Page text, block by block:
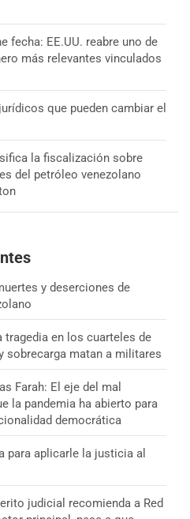
fecha: EE.UU. reabre uno de
más relevantes vinculados
que pueden cambiar el
la fiscalización sobre
del petróleo venezolano
y deserciones de
tragedia en los cuarteles de
sobrecarga matan a militares
Farah: El eje del mal
la pandemia ha abierto para
democrática
para aplicarle la justicia al
judicial recomienda a Red